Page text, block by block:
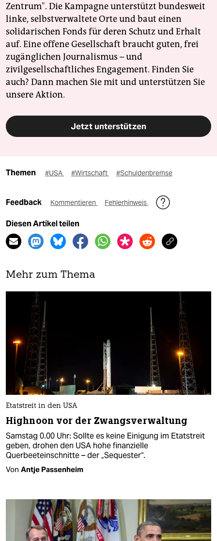
Zentrum". Die Kampagne unterstützt bundesweit
linke, selbstverwaltete Orte und baut einen
solidarischen Fonds für deren Schutz und Erhalt
auf. Eine offene Gesellschaft braucht guten, frei
zugänglichen Journalismus – und
zivilgesellschaftliches Engagement. Finden Sie
auch? Dann machen Sie mit und unterstützen Sie
unsere Aktion.
Jetzt unterstützen
Themen #USA #Wirtschaft #Schuldenbremse
Feedback Kommentieren Fehlerhinweis
Diesen Artikel teilen
Mehr zum Thema
Etatstreit in den USA
Highnoon vor der Zwangsverwaltung
Samstag 0.00 Uhr: Sollte es keine Einigung im Etatstreit
geben, drohen den USA hohe finanzielle
Querbeeteinschnitte – der „Sequester“.
Von Antje Passenheim